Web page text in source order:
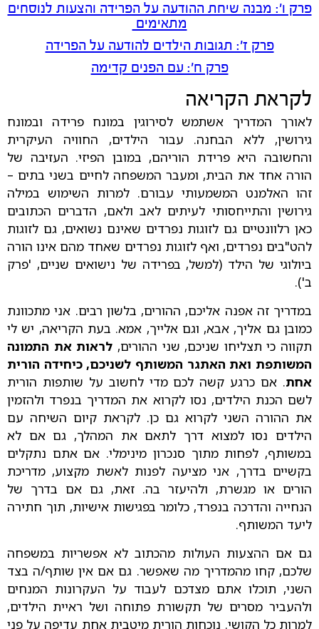
פרק ו': מבנה שיחת ההודעה על הפרידה והצעות לנוסחים
מתאימים
פרק ז': תגובות הילדים להודעה על הפרידה
פרק ח': עם הפנים קדימה
לקראת הקריאה
לאורך המדריך אשתמש לסירוגין במונח פרידה ובמונח
גירושין, ללא הבחנה. עבור הילדים, החוויה העיקרית
והחשובה היא פרידת הוריהם, במובן הפיזי. העזיבה של
הורה אחד את הבית, ומעבר המשפחה לחיים בשני בתים –
זהו האלמנט המשמעותי עבורם. למרות השימוש במילה
גירושין והתייחסותי לעיתים לאב ולאם, הדברים הכתובים
כאן רלוונטיים גם לזוגות נפרדים שאינם נשואים, גם לזוגות
להט"בים נפרדים, ואף לזוגות נפרדים שאחד מהם אינו הורה
ביולוגי של הילד (למשל, בפרידה של נישואים שניים, 'פרק
ב').
במדריך זה אפנה אליכם, ההורים, בלשון רבים. אני מתכוונת
כמובן גם אליך, אבא, וגם אלייך, אמא. בעת הקריאה, יש לי
תקווה כי תצליחו שניכם, שני ההורים, לראות את התמונה
המשותפת ואת האתגר המשותף לשניכם, כיחידה הורית
אחת. אם כרגע קשה לכם מדי לחשוב על שותפות הורית
לשם הכנת הילדים, נסו לקרוא את המדריך בנפרד ולהזמין
את ההורה השני לקרוא גם כן. לקראת קיום השיחה עם
הילדים נסו למצוא דרך לתאם את המהלך, גם אם לא
במשותף, לפחות מתוך סנכרון מינימלי. אם אתם נתקלים
בקשיים בדרך, אני מציעה לפנות לאשת מקצוע, מדריכת
הורים או מגשרת, ולהיעזר בה. זאת, גם אם בדרך של
הנחייה והדרכה בנפרד, כלומר בפגישות אישיות, תוך חתירה
ליעד המשותף.
גם אם ההצעות העולות מהכתוב לא אפשריות במשפחה
שלכם, קחו מהמדריך מה שאפשר. גם אם אין שותף/ה בצד
השני, תוכלו אתם מצדכם לעבוד על העקרונות המנחים
ולהעביר מסרים של תקשורת פתוחה ושל ראיית הילדים,
למרות כל הקושי. נוכחות הורית מיטבית אחת עדיפה על פני